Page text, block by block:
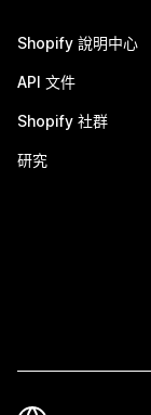
Shopify 說明中心
API 文件
Shopify 社群
研究